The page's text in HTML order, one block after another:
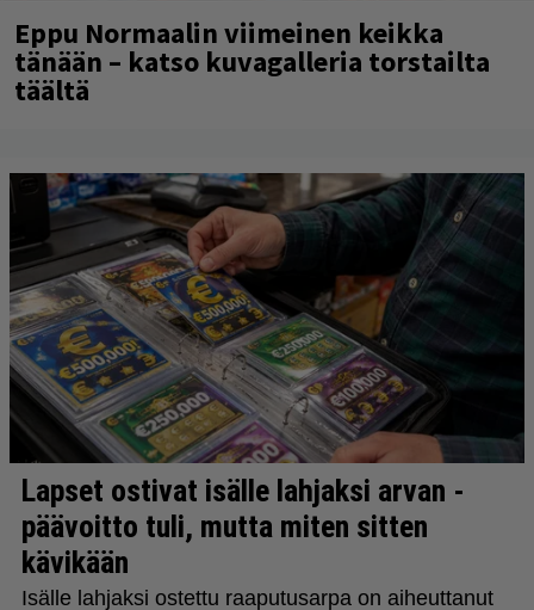
Eppu Normaalin viimeinen keikka
tänään – katso kuvagalleria torstailta
täältä